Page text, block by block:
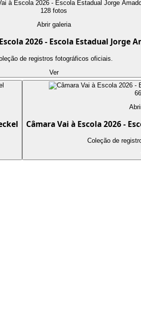
128 fotos
Abrir galeria
2026 - Escola Estadual Jorge
de registros fotográficos oficiais.
Ver
66
Câmara Vai à Escola 2026 -
Coleção de